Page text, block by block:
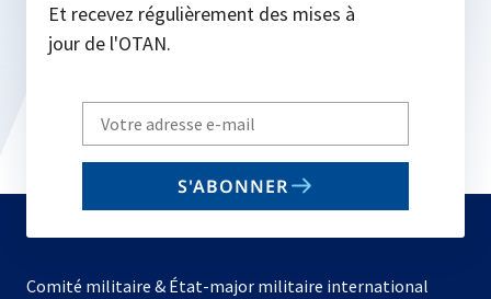
Et recevez régulièrement des mises à
jour de l'OTAN.
Write
your
email
S'ABONNER
Comité militaire & État-major militaire international